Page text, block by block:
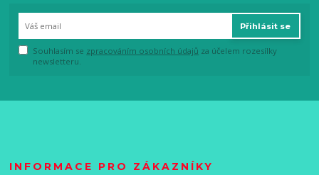
Přihlásit se
Souhlasím se zpracováním osobních údajů za účelem rozesílky
newsletteru.
INFORMACE PRO ZÁKAZNÍKY